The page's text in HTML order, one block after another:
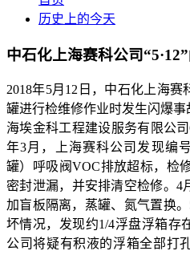
历史上的今天
中石化上海赛科公司
2018年5月12日，中石化上海
罐进行检维修作业时发生闪爆
海埃金科工程建设服务有限公
年3月，上海赛科公司发现编
罐）呼吸阀VOC排放超标，检
密封泄漏，并安排清空检修。4
加盲板隔离，蒸罐、氮气置换
坏情况，发现约1/4浮盘浮箱存
公司将疑有积液的浮箱全部打